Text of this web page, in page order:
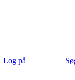
Log på